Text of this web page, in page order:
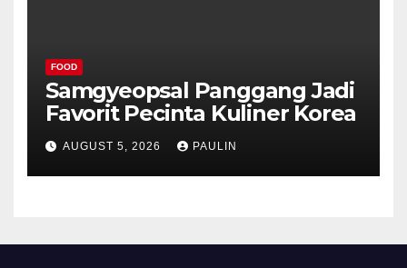
FOOD
Samgyeopsal Panggang Jadi
Favorit Pecinta Kuliner Korea
AUGUST 5, 2026 PAULIN